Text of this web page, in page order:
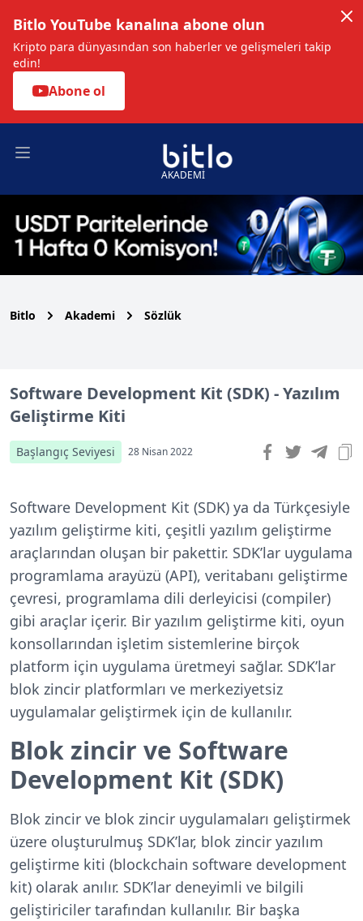
Bitlo YouTube kanalına abone olun
Kripto para dünyasından son haberler ve gelişmeleri takip
edin!
Abone ol
Open main menu
AKADEMİ
Bitlo Akademi Sözlük
Software Development Kit (SDK) - Yazılım
Geliştirme Kiti
Başlangıç Seviyesi 28 Nisan 2022
Software Development Kit (SDK) ya da Türkçesiyle
yazılım geliştirme kiti, çeşitli yazılım geliştirme
araçlarından oluşan bir pakettir. SDK’lar uygulama
programlama arayüzü (API), veritabanı geliştirme
çevresi, programlama dili derleyicisi (compiler)
gibi araçlar içerir. Bir yazılım geliştirme kiti, oyun
konsollarından işletim sistemlerine birçok
platform için uygulama üretmeyi sağlar. SDK’lar
blok zincir platformları ve merkeziyetsiz
uygulamalar geliştirmek için de kullanılır.
Blok zincir ve Software
Development Kit (SDK)
Blok zincir ve blok zincir uygulamaları geliştirmek
üzere oluşturulmuş SDK’lar, blok zincir yazılım
geliştirme kiti (blockchain software development
kit) olarak anılır. SDK’lar deneyimli ve bilgili
geliştiriciler tarafından kullanılır. Bir başka